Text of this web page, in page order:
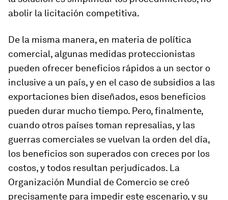
abolir la licitación competitiva.
De la misma manera, en materia de política
comercial, algunas medidas proteccionistas
pueden ofrecer beneficios rápidos a un sector o
inclusive a un país, y en el caso de subsidios a las
exportaciones bien diseñados, esos beneficios
pueden durar mucho tiempo. Pero, finalmente,
cuando otros países toman represalias, y las
guerras comerciales se vuelvan la orden del día,
los beneficios son superados con creces por los
costos, y todos resultan perjudicados. La
Organización Mundial de Comercio se creó
precisamente para impedir este escenario, y su